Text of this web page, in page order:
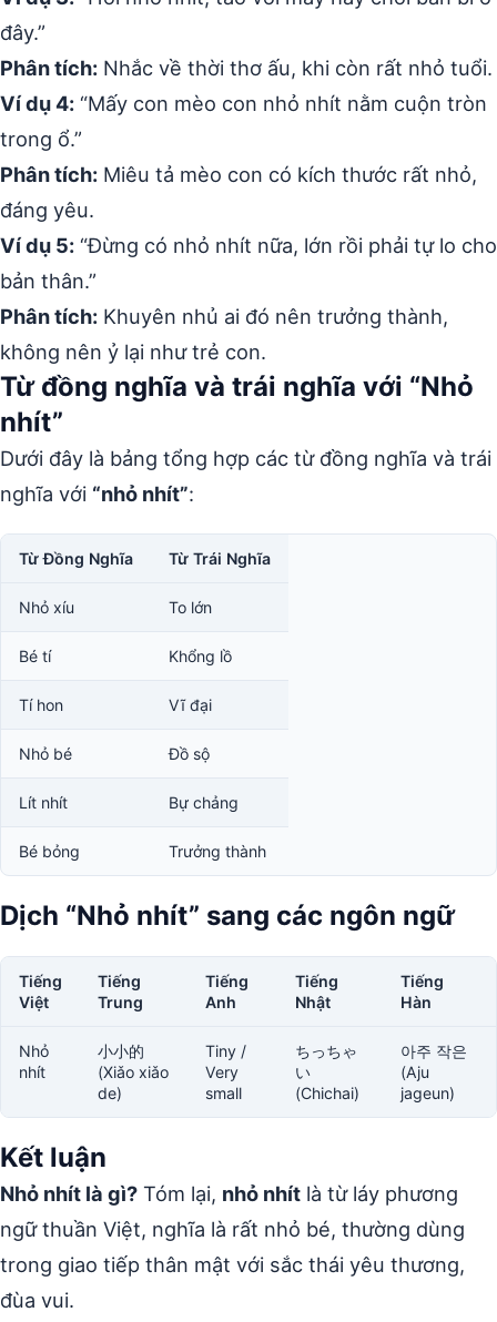
đây.”
Phân tích: Nhắc về thời thơ ấu, khi còn rất nhỏ tuổi.
Ví dụ 4: “Mấy con mèo con nhỏ nhít nằm cuộn tròn
trong ổ.”
Phân tích: Miêu tả mèo con có kích thước rất nhỏ,
đáng yêu.
Ví dụ 5: “Đừng có nhỏ nhít nữa, lớn rồi phải tự lo cho
bản thân.”
Phân tích: Khuyên nhủ ai đó nên trưởng thành,
không nên ỷ lại như trẻ con.
Từ đồng nghĩa và trái nghĩa với “Nhỏ
nhít”
Dưới đây là bảng tổng hợp các từ đồng nghĩa và trái
nghĩa với “nhỏ nhít”:
Từ Đồng Nghĩa Từ Trái Nghĩa
Nhỏ xíu To lớn
Bé tí Khổng lồ
Tí hon Vĩ đại
Nhỏ bé Đồ sộ
Lít nhít Bự chảng
Bé bỏng Trưởng thành
Dịch “Nhỏ nhít” sang các ngôn ngữ
Tiếng
Việt
Tiếng
Trung
Tiếng
Anh
Tiếng
Nhật
Tiếng
Hàn
Nhỏ
nhít
小小的
(Xiǎo xiǎo
de)
Tiny /
Very
small
ちっちゃ
い
(Chichai)
아주 작은
(Aju
jageun)
Kết luận
Nhỏ nhít là gì? Tóm lại, nhỏ nhít là từ láy phương
ngữ thuần Việt, nghĩa là rất nhỏ bé, thường dùng
trong giao tiếp thân mật với sắc thái yêu thương,
đùa vui.